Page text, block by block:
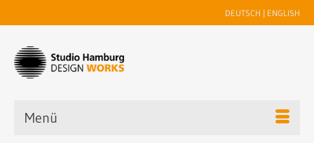
DEUTSCH | ENGLISH
Menü